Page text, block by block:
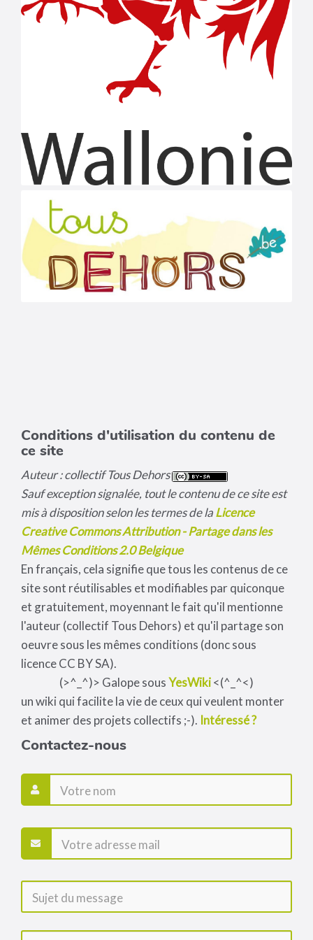
Conditions d'utilisation du contenu de
ce site
Auteur : collectif Tous Dehors
Sauf exception signalée, tout le contenu de ce site est
mis à disposition selon les termes de laLicence
Creative Commons Attribution - Partage dans les
Mêmes Conditions 2.0 Belgique
En français, cela signifie que tous les contenus de ce
site sont réutilisables et modifiables par quiconque
et gratuitement, moyennant le fait qu'il mentionne
l'auteur (collectif Tous Dehors) et qu'il partage son
oeuvre sous les mêmes conditions (donc sous
licence CC BY SA).
(>^_^)> Galope sousYesWiki<(^_^<)
un wiki qui facilite la vie de ceux qui veulent monter
et animer des projets collectifs ;-). Intéressé ?
Contactez-nous